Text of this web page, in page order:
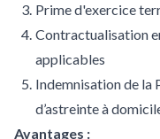
Prime d'exercice
Contractualisation
applicables
Indemnisation de la
d’astreinte à
Avantages :